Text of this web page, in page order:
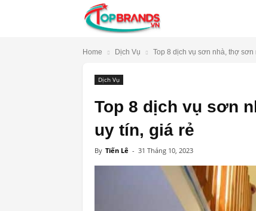
Home Dịch Vụ Top 8 dịch vụ sơn nhà, thợ sơn
Dịch Vụ
Top 8 dịch vụ sơn
uy tín, giá rẻ
By Tiến Lê - 31 Tháng 10, 2023